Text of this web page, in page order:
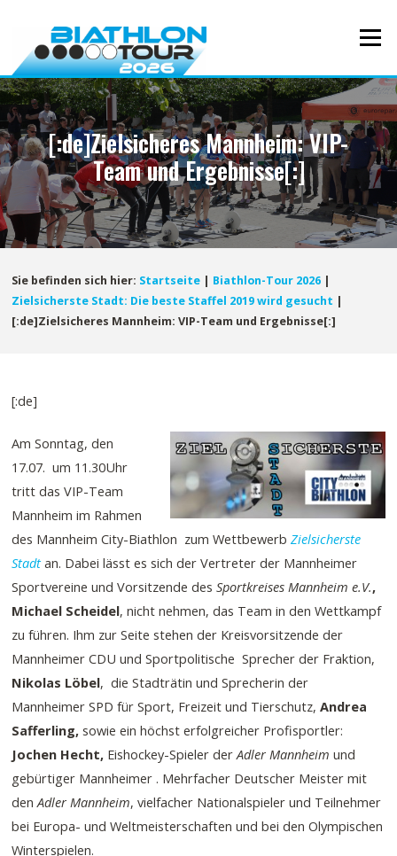
Inhalt
Menü
[:de]Zielsicheres Mannheim: VIP-
Team und Ergebnisse[:]
Sie befinden sich hier: Startseite | Biathlon-Tour 2026 |
Zielsicherste Stadt: Die beste Staffel 2019 wird gesucht |
[:de]Zielsicheres Mannheim: VIP-Team und Ergebnisse[:]
[:de]
Am Sonntag, den
17.07. um 11.30Uhr
tritt das VIP-Team
Mannheim im Rahmen
des Mannheim City-Biathlon zum WettbewerbZielsicherste
Stadt an. Dabei lässt es sich der Vertreter der Mannheimer
Sportvereine und Vorsitzende desSportkreises Mannheim e.V.,
Michael Scheidel, nicht nehmen, das Team in den Wettkampf
zu führen. Ihm zur Seite stehen der Kreisvorsitzende der
Mannheimer CDU und Sportpolitische Sprecher der Fraktion,
Nikolas Löbel, die Stadträtin und Sprecherin der
Mannheimer SPD für Sport, Freizeit und Tierschutz,Andrea
Safferling,sowie ein höchst erfolgreicher Profisportler:
Jochen Hecht, Eishockey-Spieler derAdler Mannheim und
gebürtiger Mannheimer . Mehrfacher Deutscher Meister mit
denAdler Mannheim, vielfacher Nationalspieler und Teilnehmer
bei Europa- und Weltmeisterschaften und bei den Olympischen
Winterspielen.